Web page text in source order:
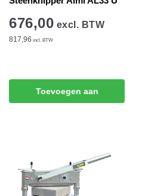
676,00 excl. BTW
817,96 incl. BTW
Toevoegen aan